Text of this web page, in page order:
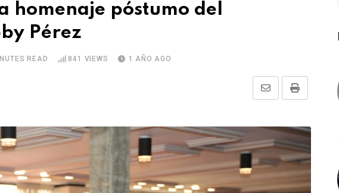
homenaje póstumo del
Pérez
READ 841 VIEWS 1 AÑO AGO
P
i
t
a
r
e
v